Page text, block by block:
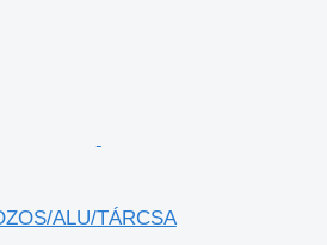
ALU/TÁRCSA